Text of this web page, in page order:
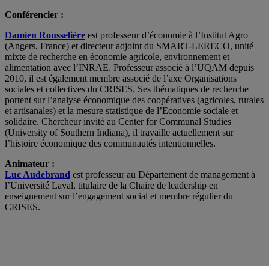
Conférencier :
Damien Rousselière est professeur d’économie à l’Institut Agro
(Angers, France) et directeur adjoint du SMART-LERECO, unité
mixte de recherche en économie agricole, environnement et
alimentation avec l’INRAE. Professeur associé à l’UQAM depuis
2010, il est également membre associé de l’axe Organisations
sociales et collectives du CRISES. Ses thématiques de recherche
portent sur l’analyse économique des coopératives (agricoles, rurales
et artisanales) et la mesure statistique de l’Economie sociale et
solidaire. Chercheur invité au Center for Communal Studies
(University of Southern Indiana), il travaille actuellement sur
l’histoire économique des communautés intentionnelles.
Animateur :
Luc Audebrand est professeur au Département de management à
l’Université Laval, titulaire de la Chaire de leadership en
enseignement sur l’engagement social et membre régulier du
CRISES.